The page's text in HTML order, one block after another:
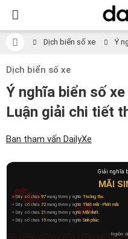
Dịch biển số xe Ý
Dịch biển số xe
Ý nghĩa biển số
Luận giải chi tiết
Ban tham vấn DailyXe
Giải nghĩa
MÃI
» Dãy số chứa97 mang thêm ý nghĩa Trường thọ.
» Dãy số chứa 72 mang thêm ý nghĩaThất mãi - Phất mãi.
» Dãy số chứa 21 mang thêm ý nghĩaMãi nhất.
» Dãy số chứa 15 mang thêm ý nghĩa Sinh phúc.
Nguồn: